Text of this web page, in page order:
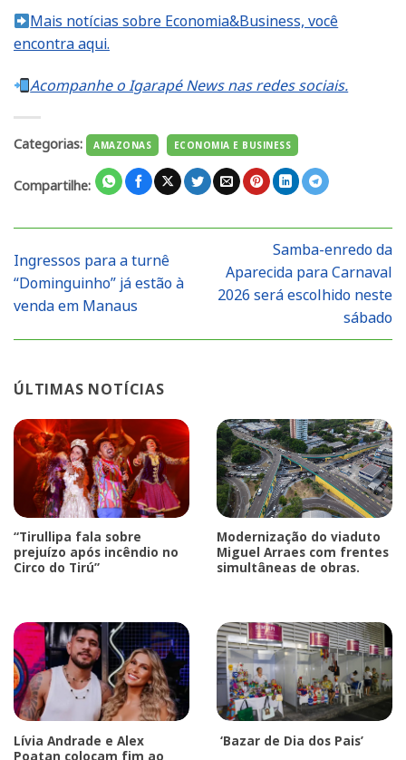
Mais notícias sobre Economia&Business, você
encontra aqui.
Acompanhe o Igarapé News nas redes sociais.
Categorias: AMAZONAS ECONOMIA E BUSINESS
Compartilhe:
Ingressos para a turnê
“Dominguinho” já estão à
venda em Manaus
Samba-enredo da
Aparecida para Carnaval
2026 será escolhido neste
sábado
ÚLTIMAS NOTÍCIAS
“Tirullipa fala sobre
prejuízo após incêndio no
Circo do Tirú”
Modernização do viaduto
Miguel Arraes com frentes
simultâneas de obras.
Lívia Andrade e Alex
Poatan colocam fim ao
‘Bazar de Dia dos Pais’